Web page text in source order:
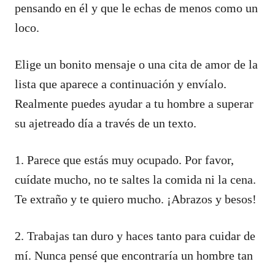
pensando en él y que le echas de menos como un
loco.
Elige un bonito mensaje o una cita de amor de la
lista que aparece a continuación y envíalo.
Realmente puedes ayudar a tu hombre a superar
su ajetreado día a través de un texto.
1. Parece que estás muy ocupado. Por favor,
cuídate mucho, no te saltes la comida ni la cena.
Te extraño y te quiero mucho. ¡Abrazos y besos!
2. Trabajas tan duro y haces tanto para cuidar de
mí. Nunca pensé que encontraría un hombre tan